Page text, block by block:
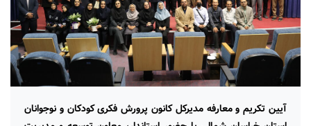
آیین تکریم و معارفه مدیرکل کانون پرورش فکری کودکان و نوجوانان